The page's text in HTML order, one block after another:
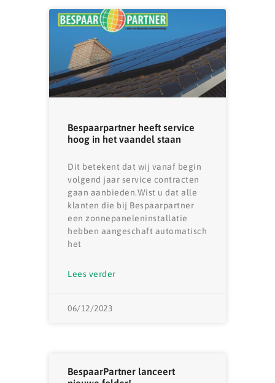
Bespaarpartner heeft service
hoog in het vaandel staan
Dit betekent dat wij vanaf begin
volgend jaar service contracten
gaan aanbieden.Wist u dat alle
klanten die bij Bespaarpartner
een zonnepaneleninstallatie
hebben aangeschaft automatisch
het
Lees verder
06/12/2023
BespaarPartner lanceert